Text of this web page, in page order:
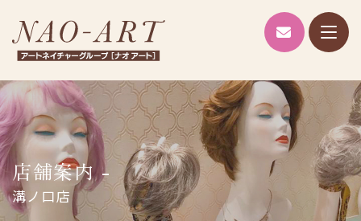
NAO-
ブランド紹介
NAO-ART
Alicia lulu
RIS
ヘッドスパ
店舗案内 -
溝ノ口店